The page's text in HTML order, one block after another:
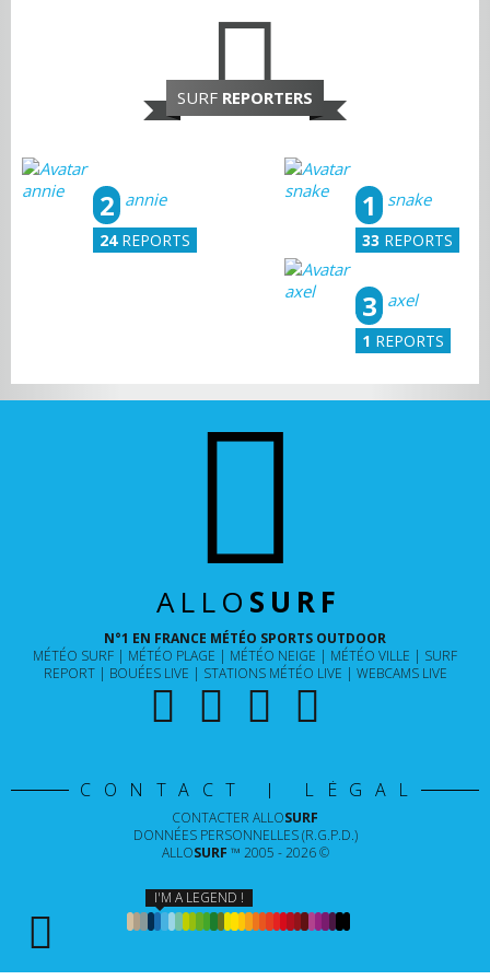
SURF REPORTERS
snake
1
33 REPORTS
annie
2
24REPORTS
axel
3
1 REPORTS
ALLO SURF
N°1 EN FRANCE MÉTÉO SPORTS OUTDOOR
MÉTÉO SURF
MÉTÉO PLAGE MÉTÉO NEIGE MÉTÉO VILLE
SURF
REPORT
BOUÉES LIVE STATIONS MÉTÉO LIVE WEBCAMS LIVE
CONTACT | LÉGAL
CONTACTER ALLOSURF
DONNÉES PERSONNELLES (R.G.P.D.)
ALLOSURF ™ 2005 - 2026 ©
I'M A LEGEND !